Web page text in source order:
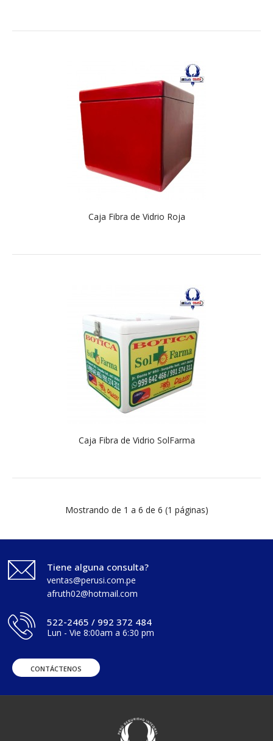
Caja Fibra de Vidrio Roja
Caja Fibra de Vidrio SolFarma
Mostrando de 1 a 6 de 6 (1 páginas)
Tiene alguna consulta?
ventas@perusi.com.pe
afruth02@hotmail.com
522-2465 / 992 372 484
Lun - Vie 8:00am a 6:30 pm
CONTÁCTENOS